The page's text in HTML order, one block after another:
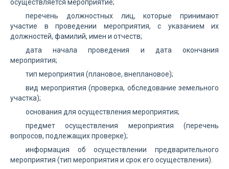
осуществляется мероприятие;
перечень должностных лиц, которые принимают
участие в проведении мероприятия, с указанием их
должностей, фамилий, имен и отчеств;
дата начала проведения и дата окончания
мероприятия;
тип мероприятия (плановое, внеплановое);
вид мероприятия (проверка, обследование земельного
участка);
основания для осуществления мероприятия;
предмет осуществления мероприятия (перечень
вопросов, подлежащих проверке);
информация об осуществлении предварительного
мероприятия (тип мероприятия и срок его осуществления).